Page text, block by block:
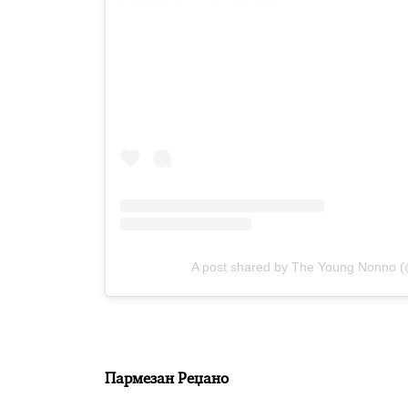
A post shared by The Young Nonno
Пармезан Реџано